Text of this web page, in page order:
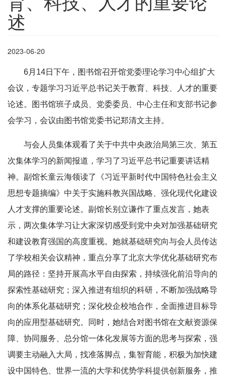
述
2023-06-20
6月14日下午，图书馆召开馆党委理论学习中心组扩大
会议，专题学习习近平总书记关于教育、科技、人才的重要
论述。图书馆班子成员、党委委员、中心主任和支部书记参
会学习，会议由图书馆党委书记郑清文主持。
与会人员集体观看了关于中共中央政治局第三次、第五
次集体学习的新闻报道，学习了习近平总书记重要讲话精
神。副馆长童云海领读了《习近平新时代中国特色社会主义
思想专题摘编》中关于实施科教兴国战略、强化现代化建设
人才支撑的重要论述。副馆长别立谦作了重点发言，她表
示，两次集体学习让大家深切感受到党中央对加强基础研究
和建设教育强国的高度重视。她就基础研究向与会人员传达
了学校相关会议精神，重点分享了北京大学优化基础研究布
局的路径：坚持开展高水平自由探索，持续强化前沿导向的
探索性基础研究；深入推进有组织的科研，不断加强战略导
向的体系化基础研究；深化校企校地合作，全面推进目标导
向的应用型基础研究。同时，她结合对图书馆在文献资源保
障、协同服务、总分馆一体化发展等方面的思考与探索，强
调要主动融入大局，找准落脚点，集智育能，积极为加快建
设中国特色、世界一流的大学和优势学科提供创新服务，推